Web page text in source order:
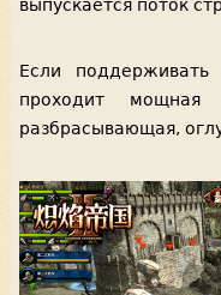
выпускается поток
Если поддерживать
проходит мощная
разбрасывающая,